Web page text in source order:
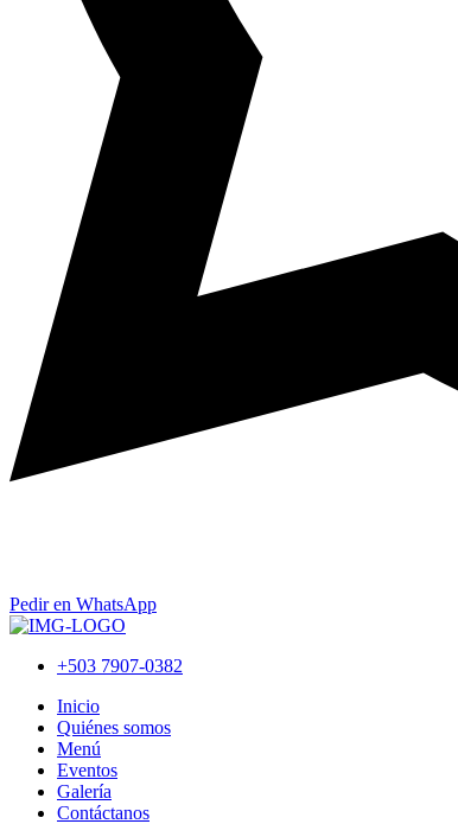
Pedir en WhatsApp
+503 7907-0382
Inicio
Quiénes somos
Menú
Eventos
Galería
Contáctanos